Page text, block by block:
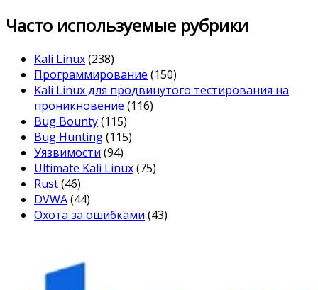
Часто используемые рубрики
Kali Linux(238)
Программирование (150)
Kali Linux для продвинутого тестирования на
проникновение (116)
Bug Bounty(115)
Bug Hunting(115)
Уязвимости (94)
Ultimate Kali Linux(75)
Rust(46)
DVWA(44)
Охота за ошибками (43)